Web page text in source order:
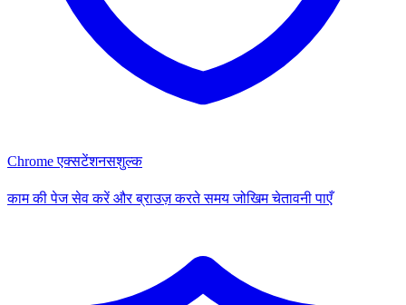
Chrome एक्सटेंशनसशुल्क
काम की पेज सेव करें और ब्राउज़ करते समय जोखिम चेतावनी पाएँ